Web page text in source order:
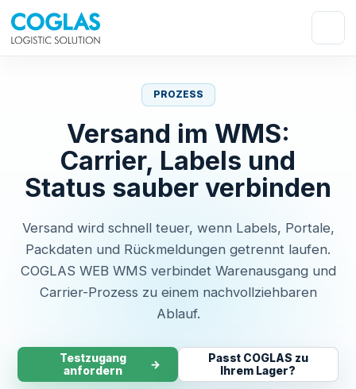
PROZESS
Versand im WMS:
Carrier, Labels und
Status sauber verbinden
Versand wird schnell teuer, wenn Labels, Portale,
Packdaten und Rückmeldungen getrennt laufen.
COGLAS WEB WMS verbindet Warenausgang und
Carrier-Prozess zu einem nachvollziehbaren
Ablauf.
Testzugang
anfordern
→
Passt COGLAS zu
Ihrem Lager?